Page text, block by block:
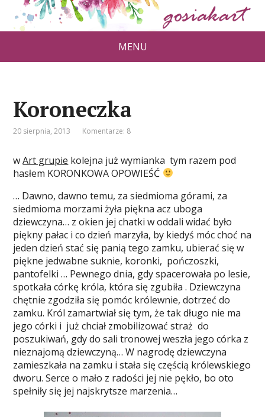
MENU
Koroneczka
20 sierpnia, 2013 Komentarze: 8
wArt grupie kolejna już wymianka tym razem pod
hasłem KORONKOWA OPOWIEŚĆ
… Dawno, dawno temu, za siedmioma górami, za
siedmioma morzami żyła piękna acz uboga
dziewczyna… z okien jej chatki w oddali widać było
piękny pałac i co dzień marzyła, by kiedyś móc choć na
jeden dzień stać się panią tego zamku, ubierać się w
piękne jedwabne suknie, koronki, pończoszki,
pantofelki … Pewnego dnia, gdy spacerowała po lesie,
spotkała córkę króla, która się zgubiła . Dziewczyna
chętnie zgodziła się pomóc królewnie, dotrzeć do
zamku. Król zamartwiał się tym, że tak długo nie ma
jego córki i już chciał zmobilizować straż do
poszukiwań, gdy do sali tronowej weszła jego córka z
nieznajomą dziewczyną… W nagrodę dziewczyna
zamieszkała na zamku i stała się częścią królewskiego
dworu. Serce o mało z radości jej nie pękło, bo oto
spełniły się jej najskrytsze marzenia…